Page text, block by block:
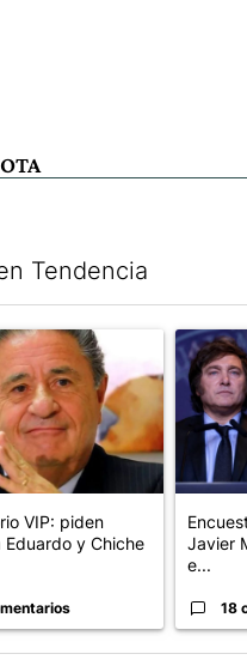
Tendencia
tendencia con el título
VIP: piden
Eduardo y Chiche
Un
Javier
e...
18